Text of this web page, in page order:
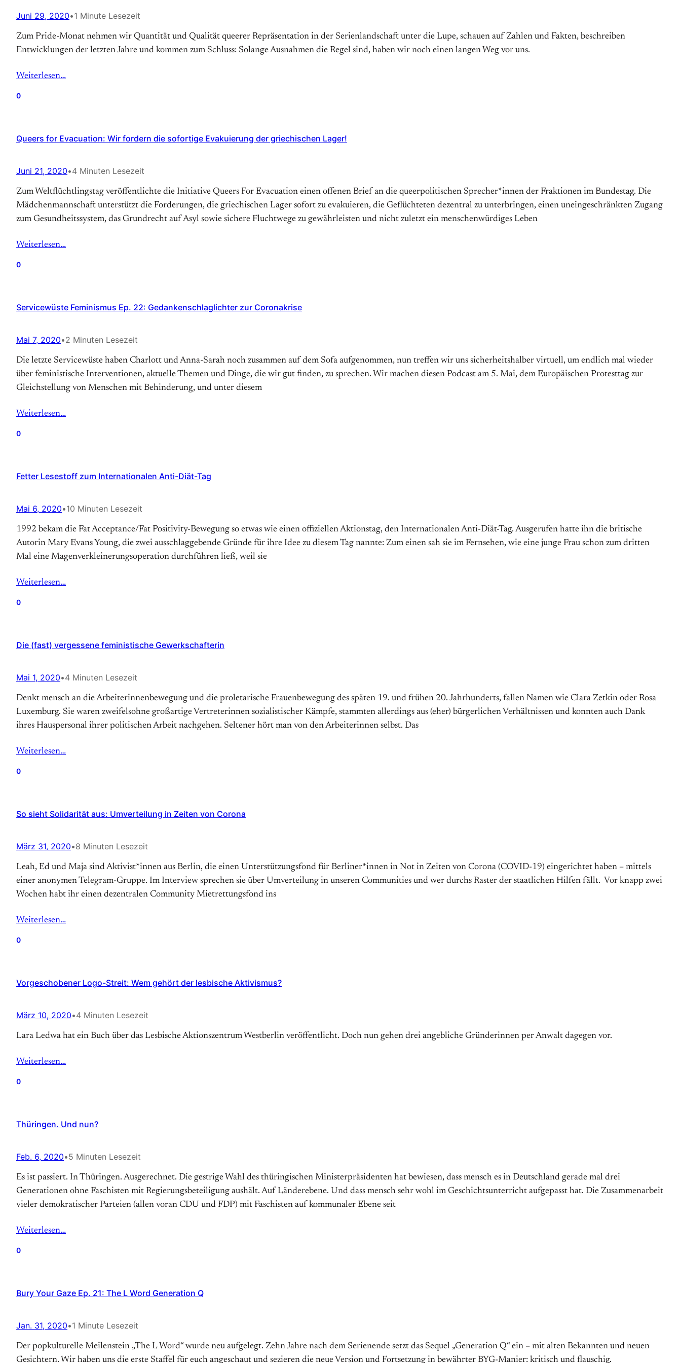
Juni 29, 2020•1 Minute Lesezeit
Zum Pride-Monat nehmen wir Quantität und Qualität queerer Repräsentation in der Serienlandschaft unter die Lupe, schauen auf Zahlen und Fakten, beschreiben
Entwicklungen der letzten Jahre und kommen zum Schluss: Solange Ausnahmen die Regel sind, haben wir noch einen langen Weg vor uns.
Weiterlesen…
0
Queers for Evacuation: Wir fordern die sofortige Evakuierung der griechischen Lager!
Juni 21, 2020•4 Minuten Lesezeit
Zum Weltflüchtlingstag veröffentlichte die Initiative Queers For Evacuation einen offenen Brief an die queerpolitischen Sprecher*innen der Fraktionen im Bundestag. Die
Mädchenmannschaft unterstützt die Forderungen, die griechischen Lager sofort zu evakuieren, die Geflüchteten dezentral zu unterbringen, einen uneingeschränkten Zugang
zum Gesundheitssystem, das Grundrecht auf Asyl sowie sichere Fluchtwege zu gewährleisten und nicht zuletzt ein menschenwürdiges Leben
Weiterlesen…
0
Servicewüste Feminismus Ep. 22: Gedankenschlaglichter zur Coronakrise
Mai 7, 2020•2 Minuten Lesezeit
Die letzte Servicewüste haben Charlott und Anna-Sarah noch zusammen auf dem Sofa aufgenommen, nun treffen wir uns sicherheitshalber virtuell, um endlich mal wieder
über feministische Interventionen, aktuelle Themen und Dinge, die wir gut finden, zu sprechen. Wir machen diesen Podcast am 5. Mai, dem Europäischen Protesttag zur
Gleichstellung von Menschen mit Behinderung, und unter diesem
Weiterlesen…
0
Fetter Lesestoff zum Internationalen Anti-Diät-Tag
Mai 6, 2020•10 Minuten Lesezeit
1992 bekam die Fat Acceptance/Fat Positivity-Bewegung so etwas wie einen offiziellen Aktions­tag, den Internationalen Anti-Diät-Tag. Aus­gerufen hatte ihn die britische
Autorin Mary Evans Young, die zwei ausschlaggebende Gründe für ihre Idee zu diesem Tag nannte: Zum einen sah sie im Fernsehen, wie eine junge Frau schon zum dritten
Mal eine Magen­verkleinerungs­operation durchführen ließ, weil sie
Weiterlesen…
0
Die (fast) vergessene feministische Gewerkschafterin
Mai 1, 2020•4 Minuten Lesezeit
Denkt mensch an die Arbeiterinnenbewegung und die proletarische Frauenbewegung des späten 19. und frühen 20. Jahrhunderts, fallen Namen wie Clara Zetkin oder Rosa
Luxemburg. Sie waren zweifelsohne großartige Vertreterinnen sozialistischer Kämpfe, stammten allerdings aus (eher) bürgerlichen Verhältnissen und konnten auch Dank
ihres Hauspersonal ihrer politischen Arbeit nachgehen. Seltener hört man von den Arbeiterinnen selbst. Das
Weiterlesen…
0
So sieht Solidarität aus: Umverteilung in Zeiten von Corona
März 31, 2020•8 Minuten Lesezeit
Leah, Ed und Maja sind Aktivist*innen aus Berlin, die einen Unterstützungsfond für Berliner*innen in Not in Zeiten von Corona (COVID-19) eingerichtet haben – mittels
einer anonymen Telegram-Gruppe. Im Interview sprechen sie über Umverteilung in unseren Communities und wer durchs Raster der staatlichen Hilfen fällt. Vor knapp zwei
Wochen habt ihr einen dezentralen Community Mietrettungsfond ins
Weiterlesen…
0
Vorgeschobener Logo-Streit: Wem gehört der lesbische Aktivismus?
März 10, 2020•4 Minuten Lesezeit
Lara Ledwa hat ein Buch über das Lesbische Aktionszentrum Westberlin veröffentlicht. Doch nun gehen drei angebliche Gründerinnen per Anwalt dagegen vor.
Weiterlesen…
0
Thüringen. Und nun?
Feb. 6, 2020•5 Minuten Lesezeit
Es ist passiert. In Thüringen. Ausgerechnet. Die gestrige Wahl des thüringischen Ministerpräsidenten hat bewiesen, dass mensch es in Deutschland gerade mal drei
Generationen ohne Faschisten mit Regierungsbeteiligung aushält. Auf Länderebene. Und dass mensch sehr wohl im Geschichtsunterricht aufgepasst hat. Die Zusammenarbeit
vieler demokratischer Parteien (allen voran CDU und FDP) mit Faschisten auf kommunaler Ebene seit
Weiterlesen…
0
Bury Your Gaze Ep. 21: The L Word Generation Q
Jan. 31, 2020•1 Minute Lesezeit
Der popkulturelle Meilenstein „The L Word“ wurde neu aufgelegt. Zehn Jahre nach dem Serienende setzt das Sequel „Generation Q“ ein – mit alten Bekannten und neuen
Gesichtern. Wir haben uns die erste Staffel für euch angeschaut und sezieren die neue Version und Fortsetzung in bewährter BYG-Manier: kritisch und flauschig.